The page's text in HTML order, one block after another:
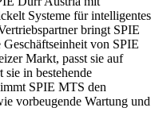
Systeme für intelligentes
bringt SPIE
von SPIE
Markt, passt sie auf
in bestehende
SPIE MTS den
vorbeugende Wartung und